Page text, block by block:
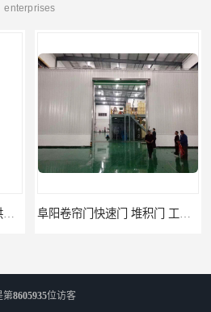
enterprises
第8605935位访客